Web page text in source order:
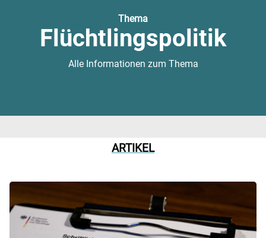
Thema
Flüchtlingspolitik
Alle Informationen zum Thema
ARTIKEL